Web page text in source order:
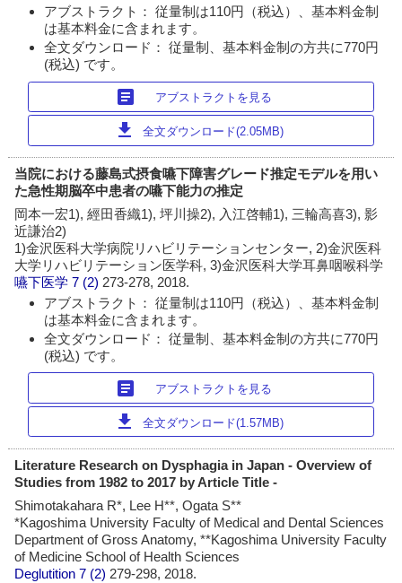
アブストラクト： 従量制は110円（税込）、基本料金制
は基本料金に含まれます。
全文ダウンロード： 従量制、基本料金制の方共に770円
(税込) です。
article アブストラクトを見る
download 全文ダウンロード(2.05MB)
当院における藤島式摂食嚥下障害グレード推定モデルを用い
た急性期脳卒中患者の嚥下能力の推定
岡本一宏1), 經田香織1), 坪川操2), 入江啓輔1), 三輪高喜3), 影
近謙治2)
1)金沢医科大学病院リハビリテーションセンター, 2)金沢医科
大学リハビリテーション医学科, 3)金沢医科大学耳鼻咽喉科学
嚥下医学 7 (2) 273-278, 2018.
アブストラクト： 従量制は110円（税込）、基本料金制
は基本料金に含まれます。
全文ダウンロード： 従量制、基本料金制の方共に770円
(税込) です。
article アブストラクトを見る
download 全文ダウンロード(1.57MB)
Literature Research on Dysphagia in Japan - Overview of
Studies from 1982 to 2017 by Article Title -
Shimotakahara R*, Lee H**, Ogata S**
*Kagoshima University Faculty of Medical and Dental Sciences
Department of Gross Anatomy, **Kagoshima University Faculty
of Medicine School of Health Sciences
Deglutition 7 (2) 279-298, 2018.